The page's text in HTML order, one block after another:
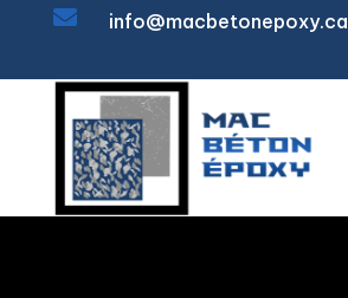
 info@macbetonepoxy.ca